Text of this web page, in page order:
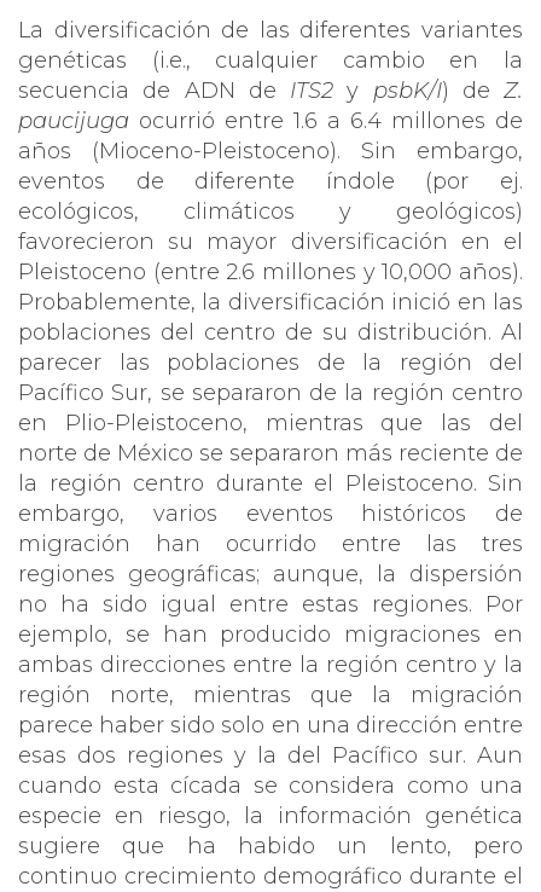
La diversificación de las diferentes variantes
genéticas (i.e., cualquier cambio en la
secuencia de ADN de ITS2y psbK/I) de Z.
paucijuga ocurrió entre 1.6 a 6.4 millones de
años (Mioceno-Pleistoceno). Sin embargo,
eventos de diferente índole (por ej.
ecológicos, climáticos y geológicos)
favorecieron su mayor diversificación en el
Pleistoceno (entre 2.6 millones y 10,000 años).
Probablemente, la diversificación inició en las
poblaciones del centro de su distribución. Al
parecer las poblaciones de la región del
Pacífico Sur, se separaron de la región centro
en Plio-Pleistoceno, mientras que las del
norte de México se separaron más reciente de
la región centro durante el Pleistoceno. Sin
embargo, varios eventos históricos de
migración han ocurrido entre las tres
regiones geográficas; aunque, la dispersión
no ha sido igual entre estas regiones. Por
ejemplo, se han producido migraciones en
ambas direcciones entre la región centro y la
región norte, mientras que la migración
parece haber sido solo en una dirección entre
esas dos regiones y la del Pacífico sur. Aun
cuando esta cícada se considera como una
especie en riesgo, la información genética
sugiere que ha habido un lento, pero
continuo crecimiento demográfico durante el